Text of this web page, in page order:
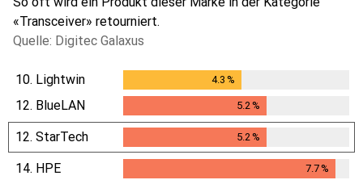
«Transceiver» retourniert.
Quelle: Digitec Galaxus
10. Lightwin 4.3 %
12. BlueLAN 5.2 %
12. StarTech 5.2 %
14. HPE 7.7%